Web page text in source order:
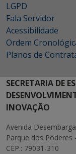
LGPD
Fala Servidor
Acessibilidade
Ordem
Planos de
SECRETARIA DE
INOVAÇÃO
Avenida
Parque dos
CEP.: 79031-310